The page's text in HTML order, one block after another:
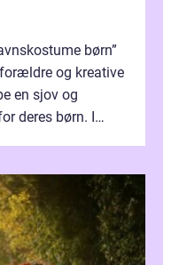
børn”
og kreative
en sjov og
deres børn. I